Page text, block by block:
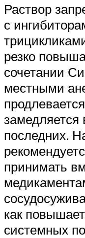
Раствор
с
резко
сочетании
местными
замедляется
последних.
принимать
как
системных